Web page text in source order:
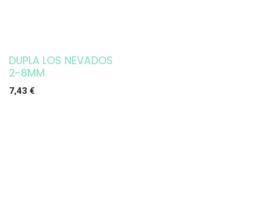
DUPLA LOS NEVADOS
2-8MM
7,43 €